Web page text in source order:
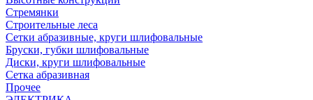
Стремянки
Строительные леса
Сетки абразивные, круги шлифовальные
Бруски, губки шлифовальные
Диски, круги шлифовальные
Сетка абразивная
Прочее